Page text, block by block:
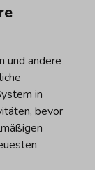
und andere
in
bevor